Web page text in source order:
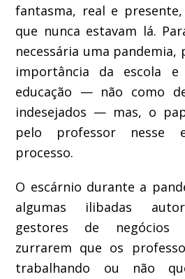
fantasma, real e
que nunca estavam lá.
necessária uma pandemia,
importância da escola e
educação — não como
indesejados — mas, o
pelo professor nesse
processo.
O escárnio durante a
algumas ilibadas
gestores de negócios
zurrarem que os profe
trabalhando ou não